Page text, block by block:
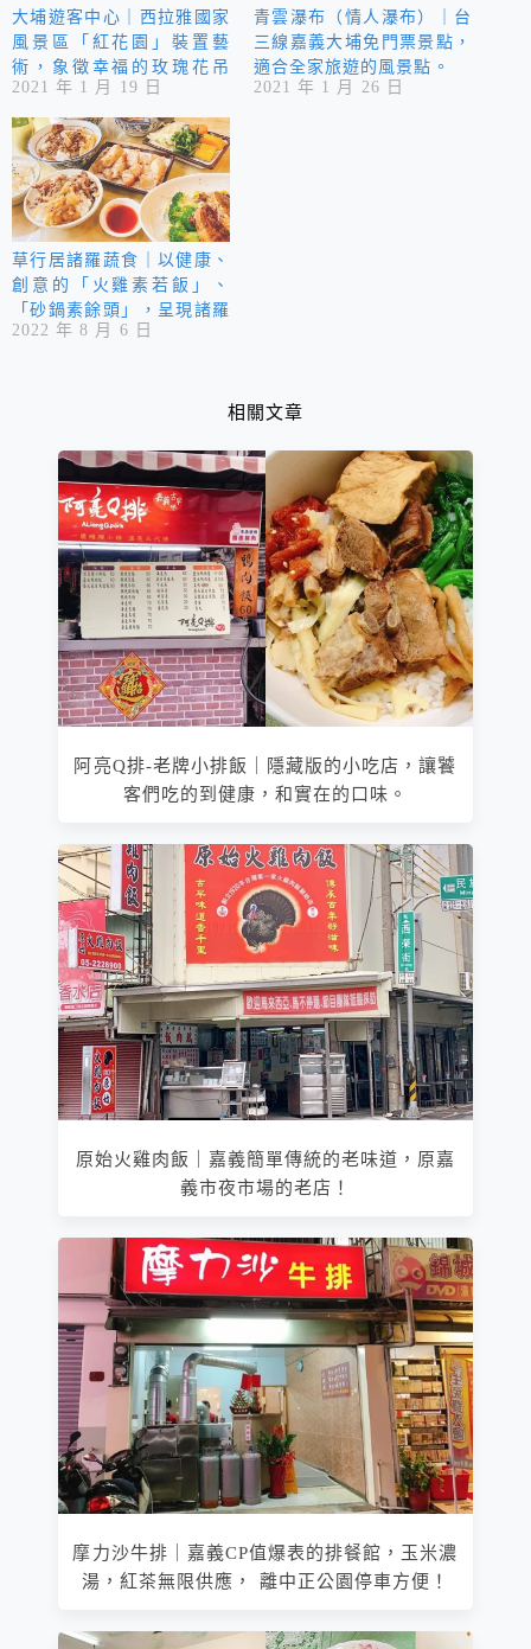
大埔遊客中心｜西拉雅國家
風景區「紅花園」裝置藝
術，象徵幸福的玫瑰花吊
鐘，讓情侶敲響幸福！
2021 年 1 月 19 日
青雲瀑布（情人瀑布）｜台
三線嘉義大埔免門票景點，
適合全家旅遊的風景點。
2021 年 1 月 26 日
草行居諸羅蔬食｜以健康、
創意的「火雞素若飯」、
「砂鍋素餘頭」，呈現諸羅
地方特色蔬食料理，提供給
2022 年 8 月 6 日
相關文章
阿亮Q排­-老牌小排飯｜隱藏版的小吃店，讓饕
客們吃的到健康，和實在的口味。
原始火雞肉飯｜嘉義簡單傳統的老味道，原嘉
義市夜市場的老店！
摩力沙牛排｜嘉義CP值爆表的排餐館，玉米濃
湯，紅茶無限供應， 離中正公園停車方便！